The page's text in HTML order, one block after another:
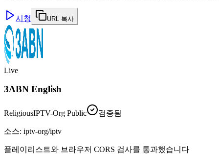
시청 URL 복사
Live
3ABN English
ReligiousIPTV-Org Public 검증됨
소스: iptv-org/iptv
플레이리스트와 브라우저 CORS 검사를 통과했습니다